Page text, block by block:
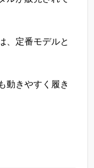
、定番モデルと
動きやすく履き